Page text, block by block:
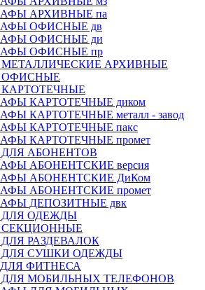
АРХИВНЫЕ па
ОФИСНЫЕ дв
ОФИСНЫЕ ди
ОФИСНЫЕ пр
АРХИВНЫЕ
КАРТОТЕЧНЫЕ диком
КАРТОТЕЧНЫЕ металл - завод
КАРТОТЕЧНЫЕ пакс
КАРТОТЕЧНЫЕ промет
АБОНЕНТОВ
АБОНЕНТСКИЕ версия
АБОНЕНТСКИЕ ДиКом
АБОНЕНТСКИЕ промет
ДЕПОЗИТНЫЕ двк
ОДЕЖДЫ
РАЗДЕВАЛОК
СУШКИ ОДЕЖДЫ
ФИТНЕСА
МОБИЛЬНЫХ ТЕЛЕФОНОВ